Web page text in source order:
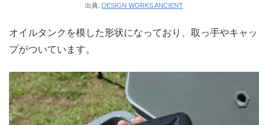
出典: DESIGN WORKS ANCIENT
オイルタンクを模した形状になっており、取っ手やキャッ
プがついています。